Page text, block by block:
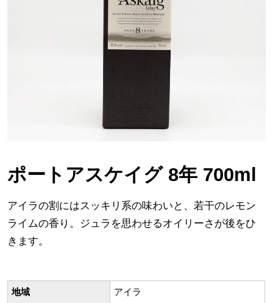
ポートアスケイグ 8年 700ml
アイラの割にはスッキリ系の味わいと、若干のレモン
ライムの香り。ジュラを思わせるオイリーさが後をひ
きます。
地域 アイラ